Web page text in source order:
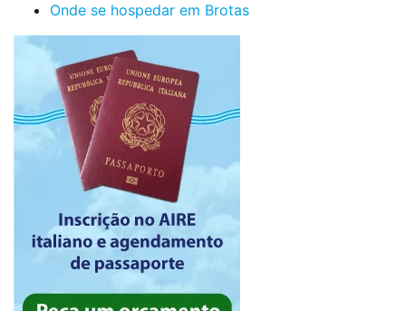
Onde se hospedar em Brotas